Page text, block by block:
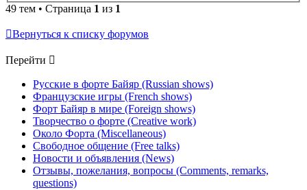
49 тем • Страница 1 из 1
Вернуться к списку форумов
Перейти
Русские в форте Байяр (Russian shows)
Французские игры (French shows)
Форт Байяр в мире (Foreign shows)
Творчество о форте (Creative work)
Около Форта (Miscellaneous)
Свободное общение (Free talks)
Новости и объявления (News)
Отзывы, пожелания, вопросы (Comments, remarks,
questions)